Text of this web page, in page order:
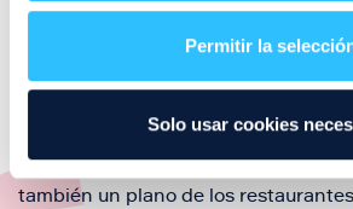
Permitir la
Solo usar cookies
también de nuestra oferta de ocio y
tu visita.
El este directorio de restaurantes de
también un plano de los